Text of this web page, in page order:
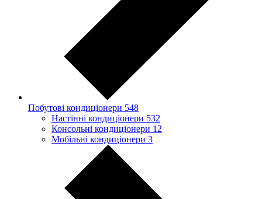
Побутові кондиціонери 548
Настінні кондиціонери 532
Консольні кондиціонери 12
Мобільні кондиціонери 3